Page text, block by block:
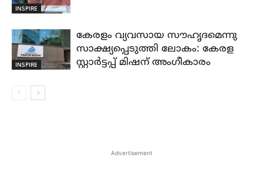
INSPIRE
INSPIRE
കേരളം വ്യവസായ സൗഹൃദമെന്നു
സാക്ഷ്യപ്പെടുത്തി ലോകം: കേരള
സ്റ്റാർട്ടപ്പ് മിഷന് അംഗീകാരം
Advertisement